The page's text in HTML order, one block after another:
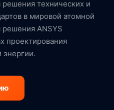
решения технических и
в мировой атомной
ANSYS
проектирования
энергии.